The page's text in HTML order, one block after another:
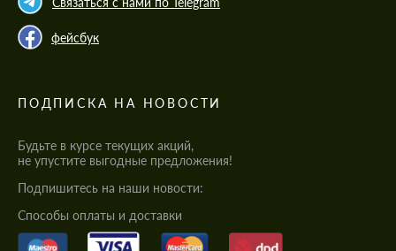
фейсбук
ПОДПИСКА НА НОВОСТИ
Будьте в курсе текущих акций,
не упустите выгодные предложения!
Подпишитесь на наши новости:
Cпособы оплаты и доставки